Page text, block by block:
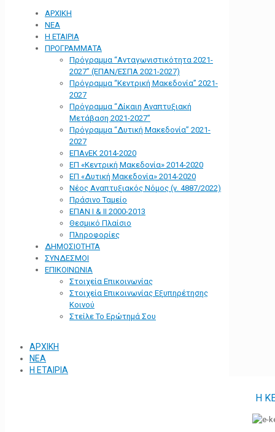
ΑΡΧΙΚΗ
ΝΕΑ
Η ΕΤΑΙΡΙΑ
ΠΡΟΓΡΑΜΜΑΤΑ
Πρόγραμμα “Ανταγωνιστικότητα 2021-
2027” (ΕΠΑΝ/ΕΣΠΑ 2021-2027)
Πρόγραμμα “Κεντρική Μακεδονία” 2021-
2027
Πρόγραμμα “Δίκαιη Αναπτυξιακή
Μετάβαση 2021-2027”
Πρόγραμμα “Δυτική Μακεδονία” 2021-
2027
ΕΠΑνΕΚ 2014-2020
ΕΠ «Kεντρική Μακεδονία» 2014-2020
ΕΠ «Δυτική Μακεδονία» 2014-2020
Νέος Αναπτυξιακός Νόμος (ν. 4887/2022)
Πράσινο Ταμείο
ΕΠΑΝ Ι & ΙΙ 2000-2013
Θεσμικό Πλαίσιο
Πληροφορίες
ΔΗΜΟΣΙΟΤΗΤΑ
ΣΥΝΔΕΣΜΟΙ
ΕΠΙΚΟΙΝΩΝΙΑ
Στοιχεία Επικοινωνίας
Στοιχεία Επικοινωνίας Εξυπηρέτησης
Κοινού
Στείλε Το Ερώτημά Σου
ΑΡΧΙΚΗ
ΝΕΑ
Η ΕΤΑΙΡΙΑ
Η